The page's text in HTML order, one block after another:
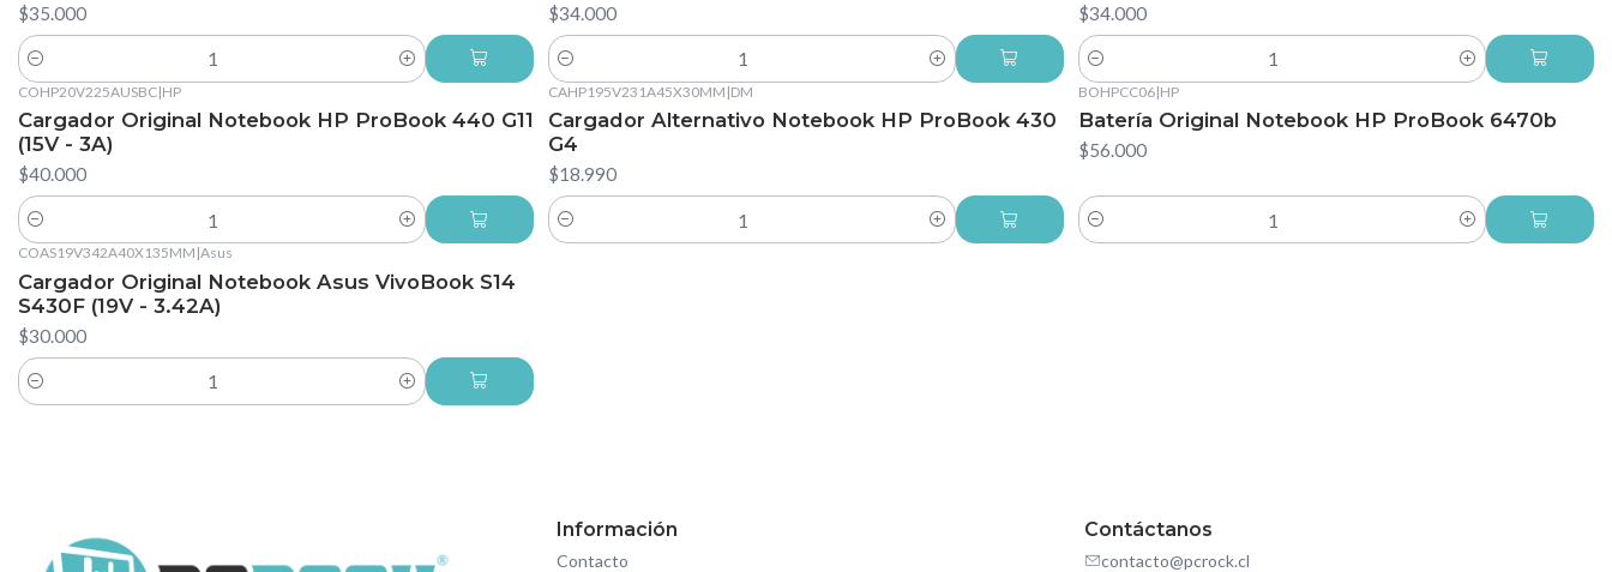
$35.000
Cantidad
$34.000
Cantidad
$34.000
Cantidad
COHP20V225AUSBC|HP
Cargador Original Notebook HP ProBook 440 G11
(15V - 3A)
$40.000
Cantidad
CAHP195V231A45X30MM |DM
Cargador Alternativo Notebook HP ProBook 430
G4
$18.990
Cantidad
BOHPCC06|HP
Batería Original Notebook HP ProBook 6470b
$56.000
Cantidad
COAS19V342A40X135MM |Asus
Cargador Original Notebook Asus VivoBook S14
S430F (19V - 3.42A)
$30.000
Cantidad
Información
Contacto
Contáctanos
contacto@pcrock.cl